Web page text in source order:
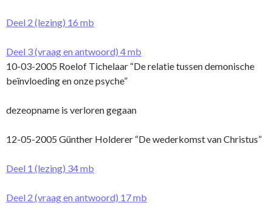
Deel 2 (lezing) 16 mb
Deel 3 (vraag en antwoord) 4 mb
10-03-2005 Roelof Tichelaar “De relatie tussen demonische
beïnvloeding en o­nze psyche”
dezeopname is verloren gegaan
12-05-2005 Günther Holderer “De wederkomst van Christus”
Deel 1 (lezing) 34 mb
Deel 2 (vraag en antwoord) 17 mb